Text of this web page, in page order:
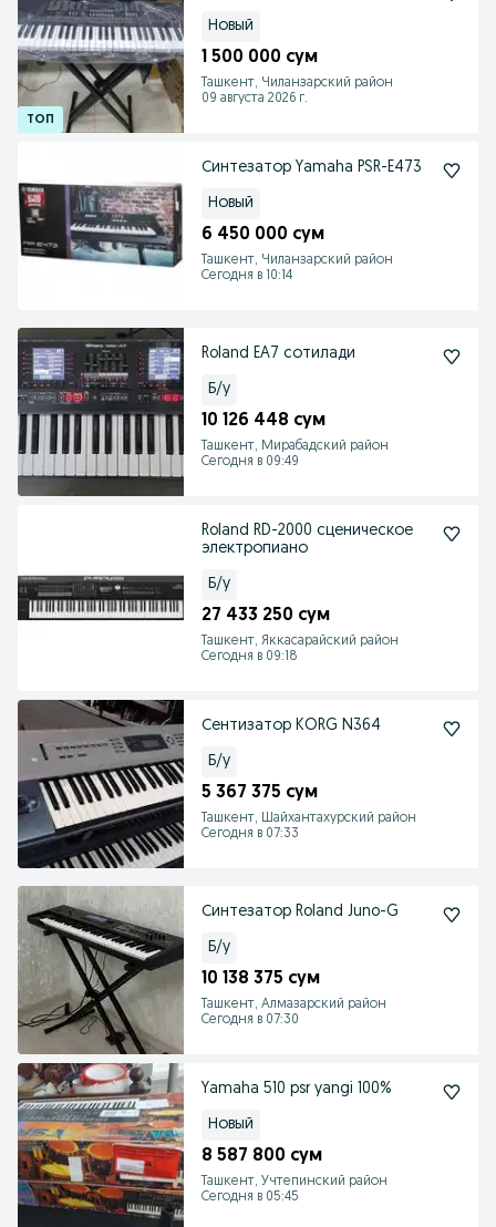
Новый
1 500 000 сум
Ташкент, Чиланзарский район
09 августа 2026 г.
Синтезатор Yamaha PSR-E473
Новый
6 450 000 сум
Ташкент, Чиланзарский район
Сегодня в 10:14
Roland EA7 сотилади
Б/у
10 126 448 сум
Ташкент, Мирабадский район
Сегодня в 09:49
Roland RD-2000 сценическое
электропиано
Б/у
27 433 250 сум
Ташкент, Яккасарайский район
Сегодня в 09:18
Сентизатор KORG N364
Б/у
5 367 375 сум
Ташкент, Шайхантахурский район
Сегодня в 07:33
Синтезатор Roland Juno-G
Б/у
10 138 375 сум
Ташкент, Алмазарский район
Сегодня в 07:30
Yamaha 510 psr yangi 100%
Новый
8 587 800 сум
Ташкент, Учтепинский район
Сегодня в 05:45